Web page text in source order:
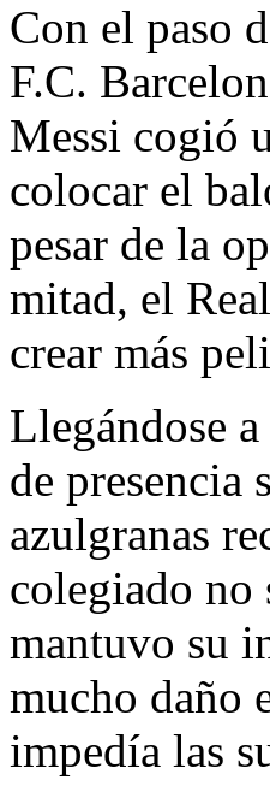
Con el paso
F.C.
Messi cogió
colocar el
pesar de la
mitad, el
crear más
Llegándose
de presencia
azulgranas
colegiado no
mantuvo su
mucho daño
impedía las